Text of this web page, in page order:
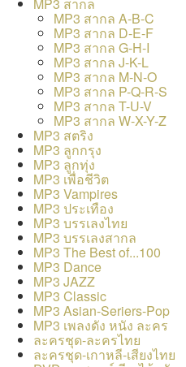
MP3 สากล A-B-C
MP3 สากล D-E-F
MP3 สากล G-H-I
MP3 สากล J-K-L
MP3 สากล M-N-O
MP3 สากล P-Q-R-S
MP3 สากล T-U-V
MP3 สากล W-X-Y-Z
MP3 สตริง
MP3 ลูกกรุง
MP3 ลูกทุ่ง
MP3 เพื่อชีวิต
MP3 Vampires
MP3 ประเทือง
MP3 บรรเลงไทย
MP3 บรรเลงสากล
MP3 The Best of...100
MP3 Dance
MP3 JAZZ
MP3 Classic
MP3 Asian-Seriers-Pop
MP3 เพลงดัง หนัง ละคร
ละครชุด-ละครไทย
ละครชุด-เกาหลี-เสียงไทย